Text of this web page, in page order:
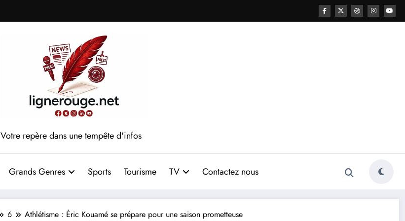
Votre repère dans une tempête d'infos
Grands Genres Sports Tourisme TV Contactez nous
6 Athlétisme : Éric Kouamé se prépare pour une saison prometteuse